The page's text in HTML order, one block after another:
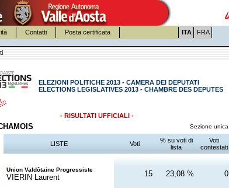
Contatti Posta certificata ITA FRA
ELEZIONI POLITICHE 2013 - CAMERA DEI DEPUTATI
ELECTIONS LEGISLATIVES 2013 - CHAMBRE DES DEPUTES
- RISULTATI UFFICIALI -
Sezione unica
LISTE Voti
% su voti di
lista
Voti
contestati
Union Valdôtaine Progressiste
VIERIN Laurent 15 23,08 % 0